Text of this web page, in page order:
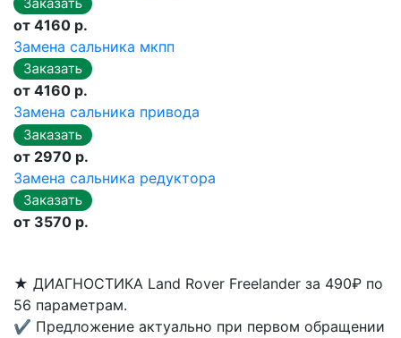
от 4160 р.
Замена сальника мкпп
от 4160 р.
Замена сальника привода
от 2970 р.
Замена сальника редуктора
от 3570 р.
★ ДИАГНОСТИКА Land Rover Freelander за 490₽ по
56 параметрам.
✔ Предложение актуально при первом обращении